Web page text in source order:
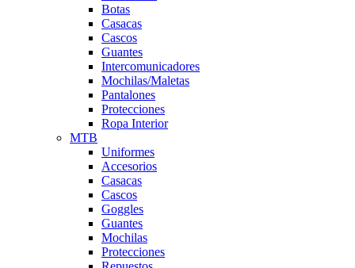
Botas
Casacas
Cascos
Guantes
Intercomunicadores
Mochilas/Maletas
Pantalones
Protecciones
Ropa Interior
MTB
Uniformes
Accesorios
Casacas
Cascos
Goggles
Guantes
Mochilas
Protecciones